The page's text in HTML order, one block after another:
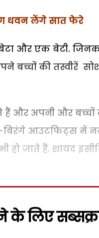
धवन लेंगे सात फेरे
और एक बेटी.
बच्चों की तस्वीरें
और अपनी और बच्चों
बिरंगे आउटफिट्स में
जाते हैं. शायद
के लिए